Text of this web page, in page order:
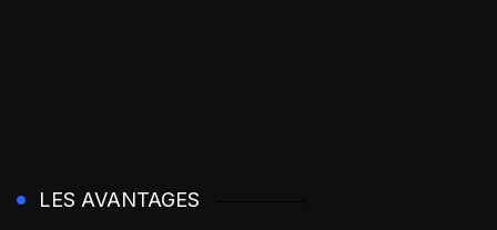
LES AVANTAGES